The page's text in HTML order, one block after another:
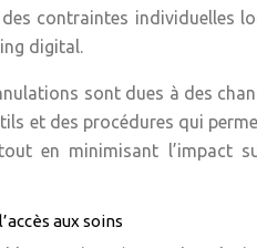
des contraintes individuelles
digital.
sont dues à des
et des procédures qui
en minimisant l’impact
aux soins